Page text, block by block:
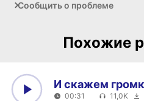
Сообщить о проблеме
Похожие
И скажем
00:31 11,0K